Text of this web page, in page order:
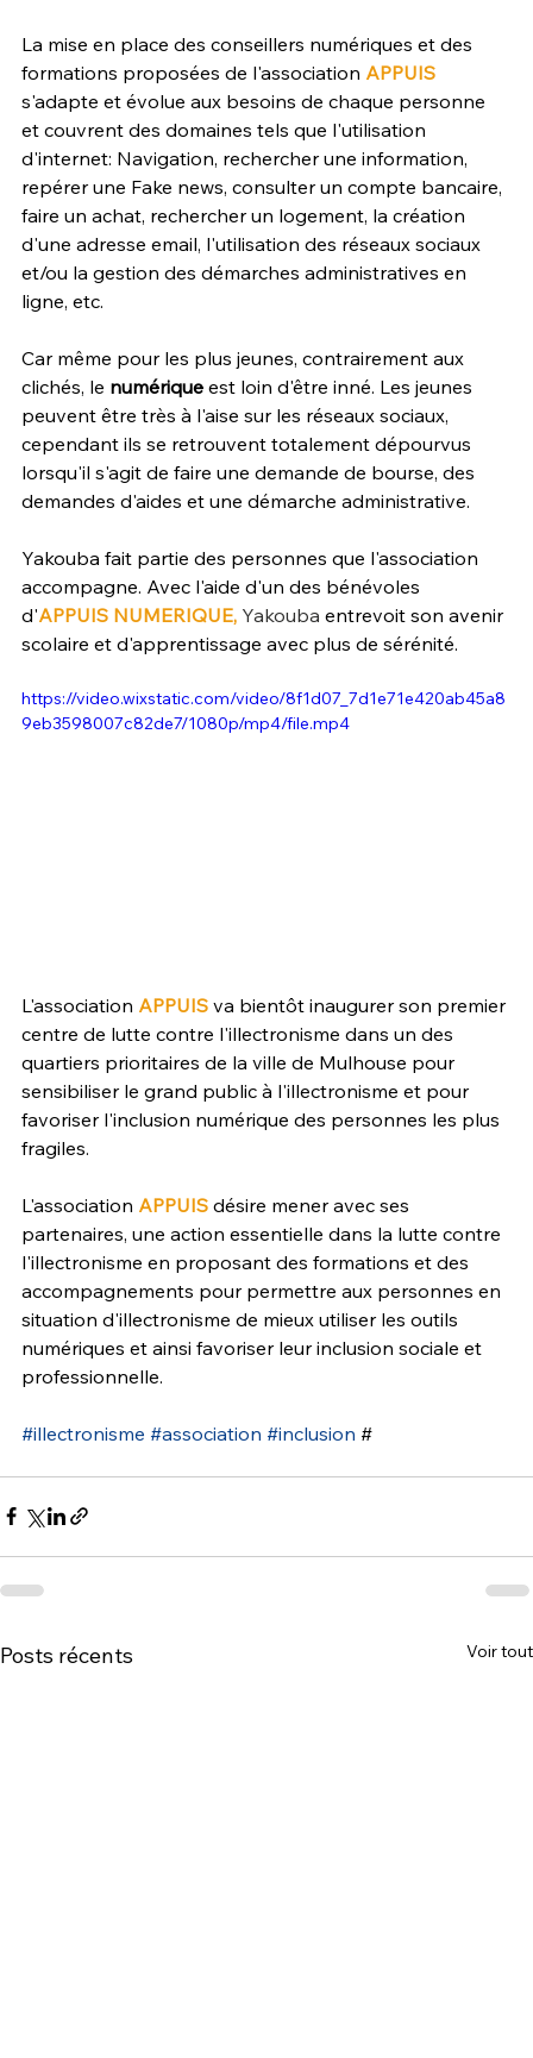
La mise en place des conseillers numériques et des
formations proposées de l'association APPUIS
s'adapte et évolue aux besoins de chaque personne
et couvrent des domaines tels que l'utilisation
d'internet: Navigation, rechercher une information,
repérer une Fake news, consulter un compte bancaire,
faire un achat, rechercher un logement, la création
d'une adresse email, l'utilisation des réseaux sociaux
et/ou la gestion des démarches administratives en
ligne, etc.
Car même pour les plus jeunes, contrairement aux
clichés, le numérique est loin d'être inné. Les jeunes
peuvent être très à l'aise sur les réseaux sociaux,
cependant ils se retrouvent totalement dépourvus
lorsqu'il s'agit de faire une demande de bourse, des
demandes d'aides et une démarche administrative.
Yakouba fait partie des personnes que l'association
accompagne. Avec l'aide d'un des bénévoles
d'APPUIS NUMERIQUE, Yakouba entrevoit son avenir
scolaire et d'apprentissage avec plus de sérénité.
https://video.wixstatic.com/video/8f1d07_7d1e71e420ab45a8
9eb3598007c82de7/1080p/mp4/file.mp4
L'association APPUIS va bientôt inaugurer son premier
centre de lutte contre l'illectronisme dans un des
quartiers prioritaires de la ville de Mulhouse pour
sensibiliser le grand public à l'illectronisme et pour
favoriser l'inclusion numérique des personnes les plus
fragiles.
L'association APPUIS désire mener avec ses
partenaires, une action essentielle dans la lutte contre
l'illectronisme en proposant des formations et des
accompagnements pour permettre aux personnes en
situation d'illectronisme de mieux utiliser les outils
numériques et ainsi favoriser leur inclusion sociale et
professionnelle.
#illectronisme #association #inclusion #
Posts récents Voir tout